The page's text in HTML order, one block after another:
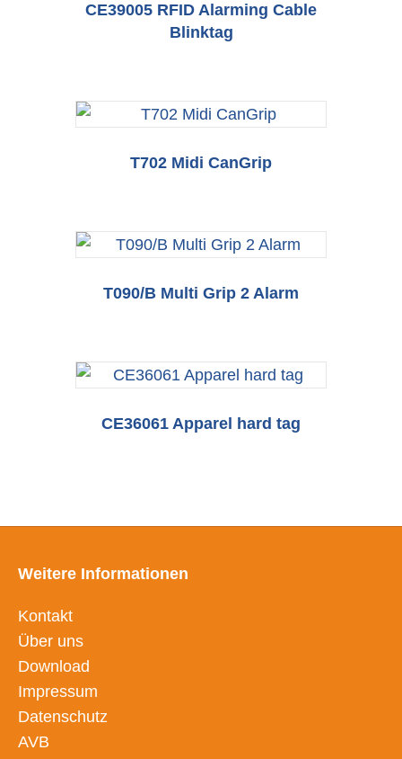
CE39005 RFID Alarming Cable
Blinktag
T702 Midi CanGrip
T090/B Multi Grip 2 Alarm
CE36061 Apparel hard tag
Weitere Informationen
Kontakt
Über uns
Download
Impressum
Datenschutz
AVB